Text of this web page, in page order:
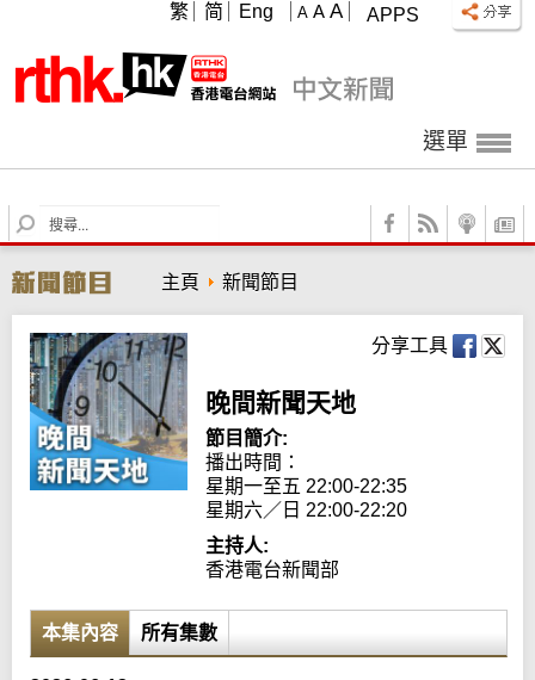
APPS
A A A
繁 简 Eng
選單
S
e
r
c
h
主頁 新聞節目
分享工具
晚間新聞天地
節目簡介:
播出時間：
星期一至五 22:00-22:35
星期六／日 22:00-22:20
主持人:
香港電台新聞部
本集內容 所有集數